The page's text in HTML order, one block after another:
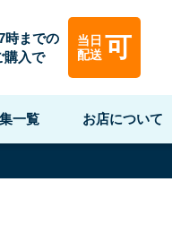
時までの
購入で
当日
配送可
一覧 お店について